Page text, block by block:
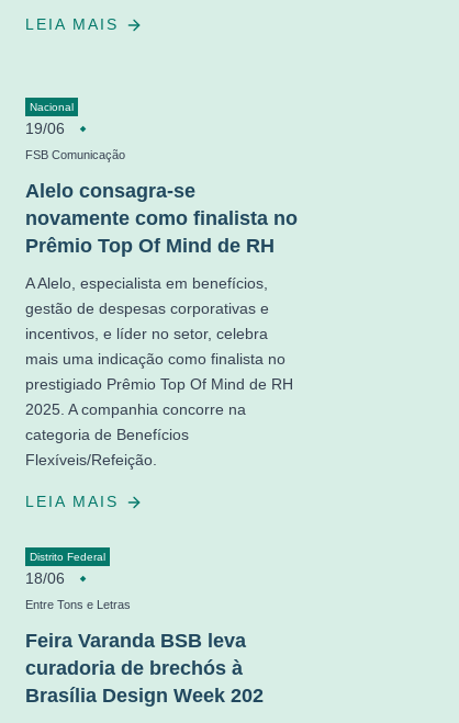
LEIA MAIS
Nacional
19/06
FSB Comunicação
Alelo consagra-se
novamente como finalista no
Prêmio Top Of Mind de RH
A Alelo, especialista em benefícios,
gestão de despesas corporativas e
incentivos, e líder no setor, celebra
mais uma indicação como finalista no
prestigiado Prêmio Top Of Mind de RH
2025. A companhia concorre na
categoria de Benefícios
Flexíveis/Refeição.
LEIA MAIS
Distrito Federal
18/06
Entre Tons e Letras
Feira Varanda BSB leva
curadoria de brechós à
Brasília Design Week 202